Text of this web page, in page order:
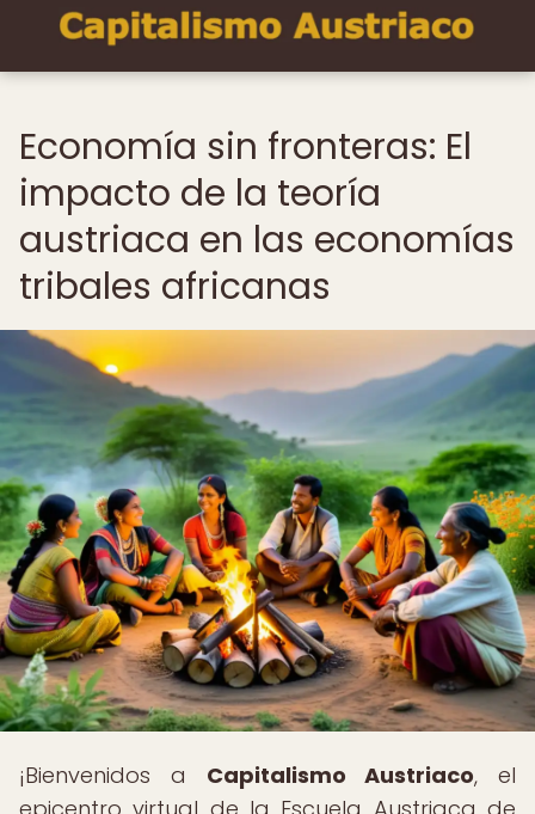
Economía sin fronteras: El
impacto de la teoría
austriaca en las economías
tribales africanas
¡Bienvenidos a Capitalismo Austriaco, el